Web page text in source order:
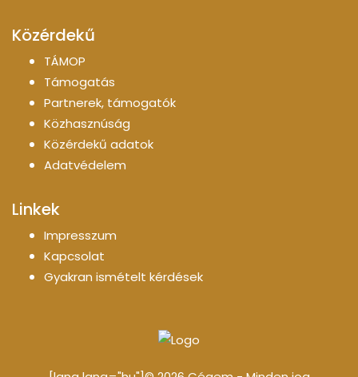
Közérdekű
TÁMOP
Támogatás
Partnerek, támogatók
Közhasznúság
Közérdekű adatok
Adatvédelem
Linkek
Impresszum
Kapcsolat
Gyakran ismételt kérdések